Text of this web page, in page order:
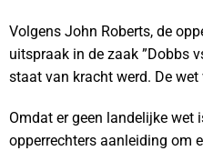
Volgens John Roberts, de
uitspraak in de zaak ”Dobbs
staat van kracht werd. De
Omdat er geen landelijke wet
opperrechters aanleiding om